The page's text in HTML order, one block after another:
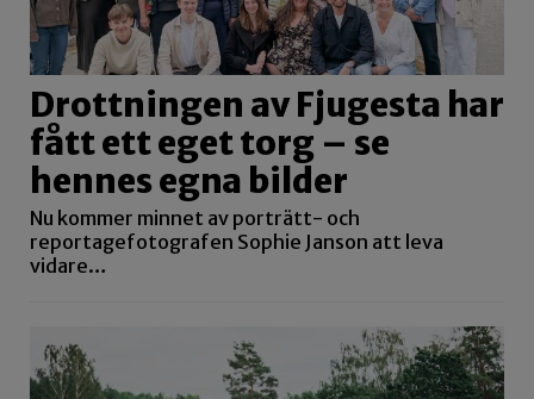
Drottningen av Fjugesta har
fått ett eget torg – se
hennes egna bilder
Nu kommer minnet av porträtt- och
reportagefotografen Sophie Janson att leva
vidare…